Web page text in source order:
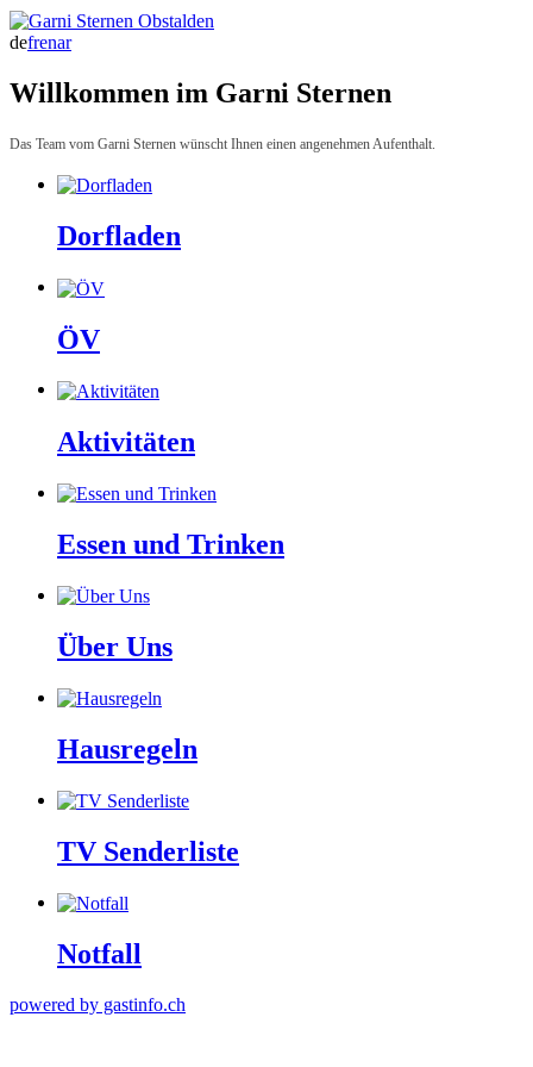
defrenar
Willkommen im Garni Sternen
Das Team vom Garni Sternen wünscht Ihnen einen angenehmen Aufenthalt.
Dorfladen
ÖV
Aktivitäten
Essen und Trinken
Über Uns
Hausregeln
TV Senderliste
Notfall
powered by gastinfo.ch